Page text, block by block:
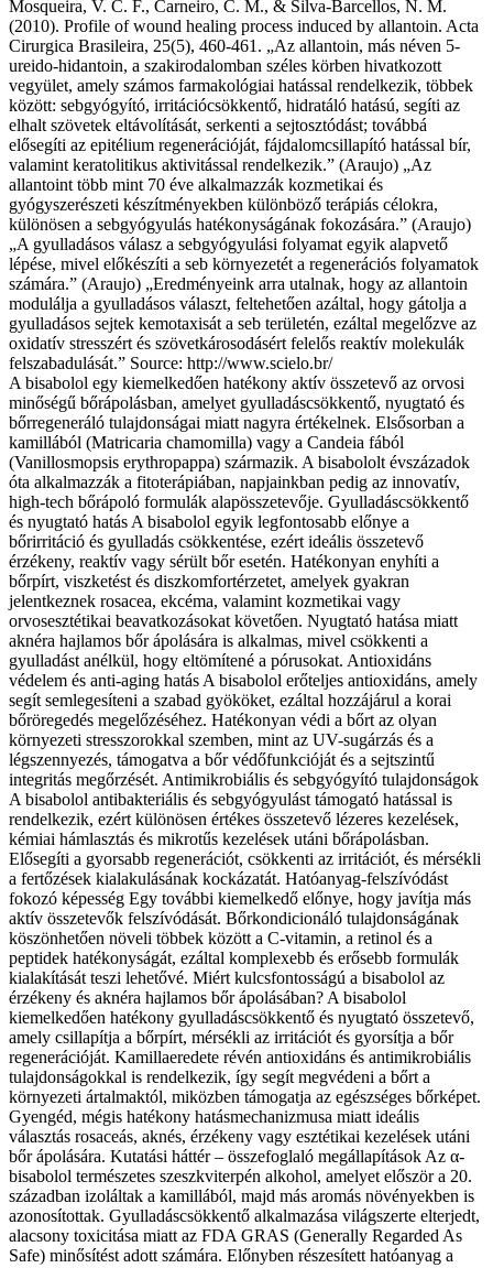
Mosqueira, V. C. F., Carneiro, C. M., & Silva-Barcellos, N. M.
(2010). Profile of wound healing process induced by allantoin. Acta
Cirurgica Brasileira, 25(5), 460-461. „Az allantoin, más néven 5-
ureido-hidantoin, a szakirodalomban széles körben hivatkozott
vegyület, amely számos farmakológiai hatással rendelkezik, többek
között: sebgyógyító, irritációcsökkentő, hidratáló hatású, segíti az
elhalt szövetek eltávolítását, serkenti a sejtosztódást; továbbá
elősegíti az epitélium regenerációját, fájdalomcsillapító hatással bír,
valamint keratolitikus aktivitással rendelkezik.” (Araujo) „Az
allantoint több mint 70 éve alkalmazzák kozmetikai és
gyógyszerészeti készítményekben különböző terápiás célokra,
különösen a sebgyógyulás hatékonyságának fokozására.” (Araujo)
„A gyulladásos válasz a sebgyógyulási folyamat egyik alapvető
lépése, mivel előkészíti a seb környezetét a regenerációs folyamatok
számára.” (Araujo) „Eredményeink arra utalnak, hogy az allantoin
modulálja a gyulladásos választ, feltehetően azáltal, hogy gátolja a
gyulladásos sejtek kemotaxisát a seb területén, ezáltal megelőzve az
oxidatív stresszért és szövetkárosodásért felelős reaktív molekulák
felszabadulását.” Source: http://www.scielo.br/
A bisabolol egy kiemelkedően hatékony aktív összetevő az orvosi
minőségű bőrápolásban, amelyet gyulladáscsökkentő, nyugtató és
bőrregeneráló tulajdonságai miatt nagyra értékelnek. Elsősorban a
kamillából (Matricaria chamomilla) vagy a Candeia fából
(Vanillosmopsis erythropappa) származik. A bisabololt évszázadok
óta alkalmazzák a fitoterápiában, napjainkban pedig az innovatív,
high-tech bőrápoló formulák alapösszetevője. Gyulladáscsökkentő
és nyugtató hatás A bisabolol egyik legfontosabb előnye a
bőrirritáció és gyulladás csökkentése, ezért ideális összetevő
érzékeny, reaktív vagy sérült bőr esetén. Hatékonyan enyhíti a
bőrpírt, viszketést és diszkomfortérzetet, amelyek gyakran
jelentkeznek rosacea, ekcéma, valamint kozmetikai vagy
orvosesztétikai beavatkozásokat követően. Nyugtató hatása miatt
aknéra hajlamos bőr ápolására is alkalmas, mivel csökkenti a
gyulladást anélkül, hogy eltömítené a pórusokat. Antioxidáns
védelem és anti-aging hatás A bisabolol erőteljes antioxidáns, amely
segít semlegesíteni a szabad gyököket, ezáltal hozzájárul a korai
bőröregedés megelőzéséhez. Hatékonyan védi a bőrt az olyan
környezeti stresszorokkal szemben, mint az UV-sugárzás és a
légszennyezés, támogatva a bőr védőfunkcióját és a sejtszintű
integritás megőrzését. Antimikrobiális és sebgyógyító tulajdonságok
A bisabolol antibakteriális és sebgyógyulást támogató hatással is
rendelkezik, ezért különösen értékes összetevő lézeres kezelések,
kémiai hámlasztás és mikrotűs kezelések utáni bőrápolásban.
Elősegíti a gyorsabb regenerációt, csökkenti az irritációt, és mérsékli
a fertőzések kialakulásának kockázatát. Hatóanyag-felszívódást
fokozó képesség Egy további kiemelkedő előnye, hogy javítja más
aktív összetevők felszívódását. Bőrkondicionáló tulajdonságának
köszönhetően növeli többek között a C-vitamin, a retinol és a
peptidek hatékonyságát, ezáltal komplexebb és erősebb formulák
kialakítását teszi lehetővé. Miért kulcsfontosságú a bisabolol az
érzékeny és aknéra hajlamos bőr ápolásában? A bisabolol
kiemelkedően hatékony gyulladáscsökkentő és nyugtató összetevő,
amely csillapítja a bőrpírt, mérsékli az irritációt és gyorsítja a bőr
regenerációját. Kamillaeredete révén antioxidáns és antimikrobiális
tulajdonságokkal is rendelkezik, így segít megvédeni a bőrt a
környezeti ártalmaktól, miközben támogatja az egészséges bőrképet.
Gyengéd, mégis hatékony hatásmechanizmusa miatt ideális
választás rosaceás, aknés, érzékeny vagy esztétikai kezelések utáni
bőr ápolására. Kutatási háttér – összefoglaló megállapítások Az α-
bisabolol természetes szeszkviterpén alkohol, amelyet először a 20.
században izoláltak a kamillából, majd más aromás növényekben is
azonosítottak. Gyulladáscsökkentő alkalmazása világszerte elterjedt,
alacsony toxicitása miatt az FDA GRAS (Generally Regarded As
Safe) minősítést adott számára. Előnyben részesített hatóanyag a